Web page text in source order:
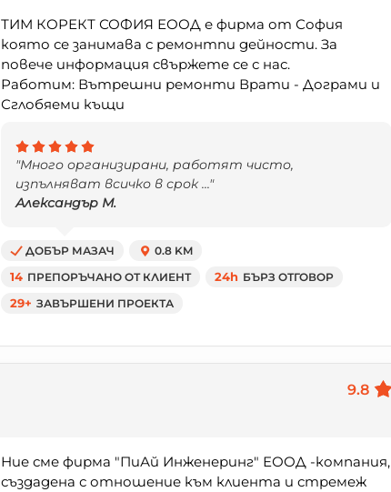
ТИМ КОРЕКТ СОФИЯ ЕООД е фирма от София
която се занимава с ремонтnи дейности. За
повече информация свържете се с нас.
Работим: Вътрешни ремонти Врати - Дограми и
Сглобяеми къщи
"Много организирани, работят чисто,
изпълняват всичко в срок ..."
Александър М.
ДОБЪР МАЗАЧ
0.8 KM
14 ПРЕПОРЪЧАНО ОТ КЛИЕНТ 24h БЪРЗ ОТГОВОР
29+ ЗАВЪРШЕНИ ПРОЕКТА
9.8
Ние сме фирма "ПиАй Инженеринг" ЕООД -компания,
създадена с отношение към клиента и стремеж